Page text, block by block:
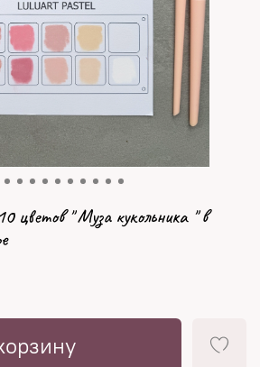
цветов " Муза кукольника " в